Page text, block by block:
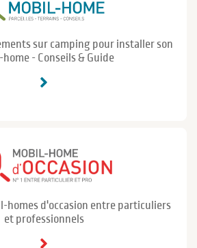
sur camping pour installer son
- Conseils & Guide
homes d'occasion entre particuliers
et professionnels